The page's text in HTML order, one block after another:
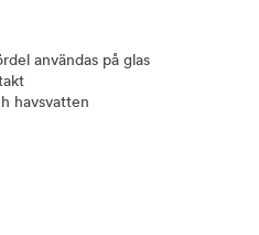
användas på glas
havsvatten